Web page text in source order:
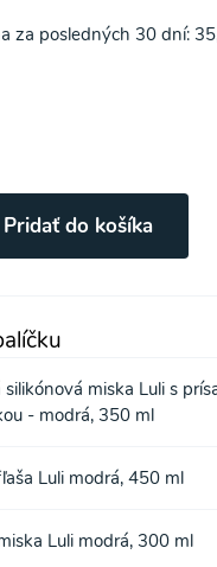
za posledných 30 dní:
Pridať do košíka
silikónová miska Luli s
- modrá, 350 ml
Luli modrá, 450 ml
Luli modrá, 300 ml